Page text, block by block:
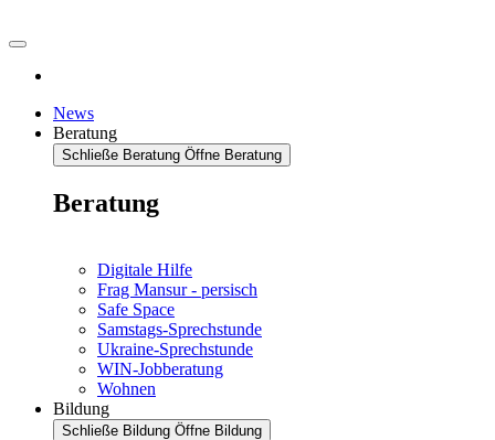
News
Beratung
Schließe Beratung Öffne Beratung
Beratung
Digitale Hilfe
Frag Mansur - persisch
Safe Space
Samstags-Sprechstunde
Ukraine-Sprechstunde
WIN-Jobberatung
Wohnen
Bildung
Schließe Bildung Öffne Bildung